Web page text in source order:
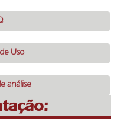
Uso
análise